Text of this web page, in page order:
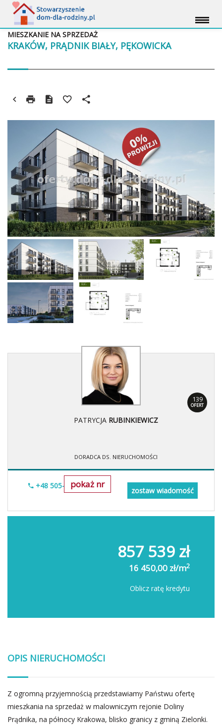
KRAKÓW, PRĄDNIK BIAŁY, PĘKOWICKA
MIESZKANIE NA SPRZEDAŻ
139
OFERT
PATRYCJA RUBINKIEWICZ
DORADCA DS. NIERUCHOMOŚCI
pokaż nr
+48 505-236-943
zostaw wiadomość
857 539 zł
16 450,00 zł/m2
Oblicz ratę kredytu
OPIS NIERUCHOMOŚCI
Z ogromną przyjemnością przedstawiamy Państwu ofertę
mieszkania na sprzedaż w malowniczym rejonie Doliny
Prądnika, na północy Krakowa, blisko granicy z gminą Zielonki.